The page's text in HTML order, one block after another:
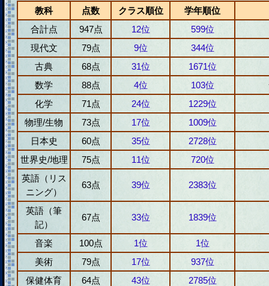
教科
点数 クラス順位
学年順位
合計点
947点 12位
599位
現代文
79点 9位 344位
古典
68点 31位 1671位
数学
88点 4位 103位
化学
71点 24位 1229位
物理/生物
73点 17位 1009位
日本史
60点 35位 2728位
世界史/地理
75点 11位 720位
英語（リス
ニング）
63点 39位 2383位
英語（筆
記）
67点 33位 1839位
音楽 100点 1位
1位
美術
79点 17位 937位
保健体育
64点 43位 2785位